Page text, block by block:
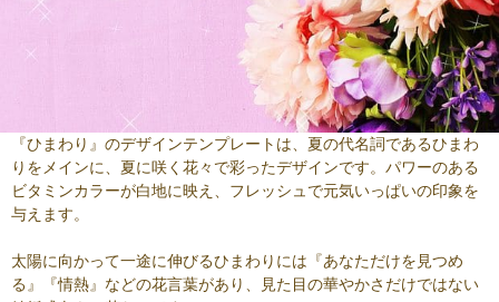
『ひまわり』のデザインテンプレートは、夏の代名詞であるひまわ
りをメインに、夏に咲く花々で彩ったデザインです。パワーのある
ビタミンカラーが白地に映え、フレッシュで元気いっぱいの印象を
与えます。
太陽に向かって一途に伸びるひまわりには『あなただけを見つめ
る』『情熱』などの花言葉があり、見た目の華やかさだけではない